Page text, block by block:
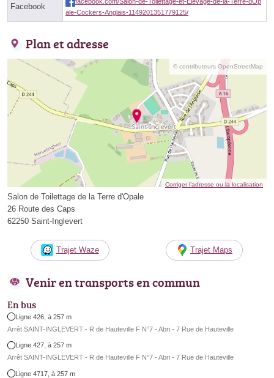
Facebook
ale-Cockers-Anglais-1149201351779125/
Plan et adresse
© contributeurs OpenStreetMap
Corriger l’adresse ou la localisation
Salon de Toilettage de la Terre d'Opale
26 Route des Caps
62250 Saint-Inglevert
Trajet Waze Trajet Maps
Venir en transports en commun
En bus
Ligne 426, à 257 m
Arrêt SAINT-INGLEVERT - R de Hauteville F N°7 - Abri - 7 Rue de Hauteville
Ligne 427, à 257 m
Arrêt SAINT-INGLEVERT - R de Hauteville F N°7 - Abri - 7 Rue de Hauteville
Ligne 4717, à 257 m